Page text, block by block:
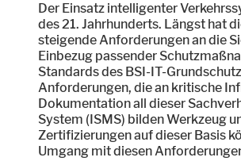
Der Einsatz intelligenter
des 21. Jahrhunderts. Längst hat
steigende Anforderungen an die
Einbezug passender
Standards des BSI-IT-
Anforderungen, die an kritische
Dokumentation all dieser
System (ISMS) bilden Werkzeug
Zertifizierungen auf dieser Basis
Umgang mit diesen